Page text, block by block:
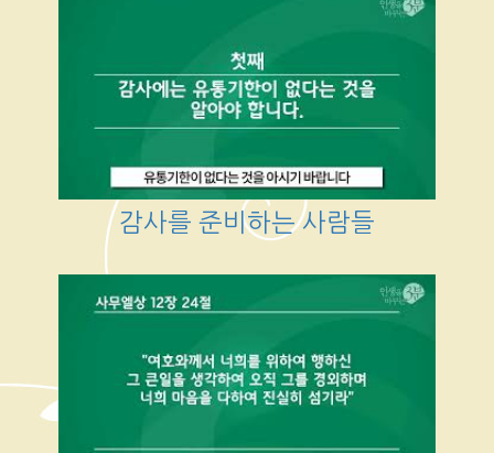
감사를 준비하는 사람들